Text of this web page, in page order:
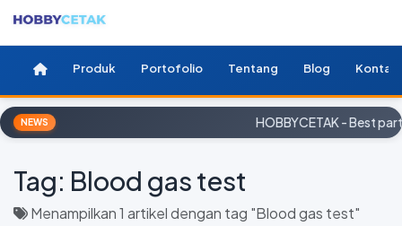
Produk Portofolio Tentang Blog Kontak
NEWS HOBBYCETAK - Best
Tag: Blood gas test
Menampilkan 1 artikel dengan tag "Blood gas test"